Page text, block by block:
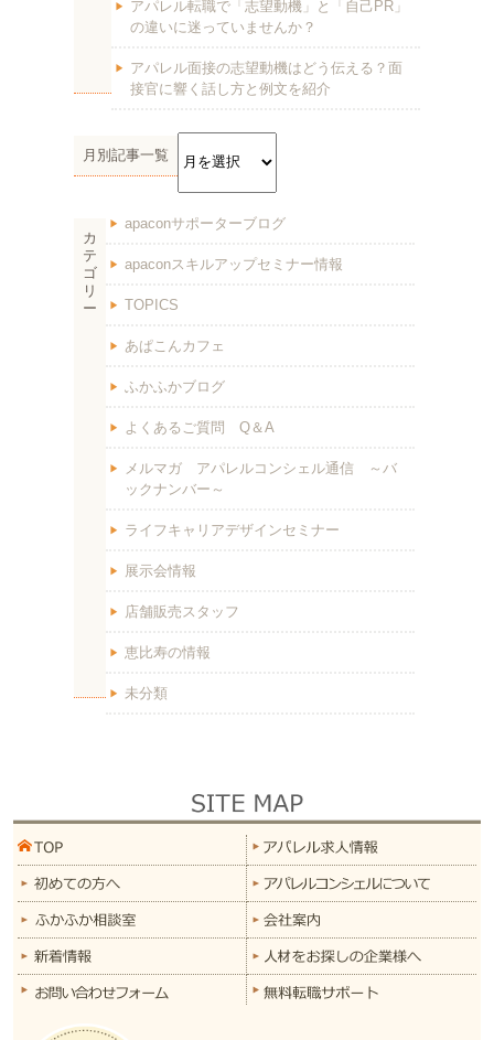
アパレル転職で「志望動機」と「自己PR」
の違いに迷っていませんか？
アパレル面接の志望動機はどう伝える？面
接官に響く話し方と例文を紹介
月別記事一覧
カ
テ
ゴ
リ
ー
apaconサポーターブログ
apaconスキルアップセミナー情報
TOPICS
あぱこんカフェ
ふかふかブログ
よくあるご質問 Q＆A
メルマガ アパレルコンシェル通信 ～バ
ックナンバー～
ライフキャリアデザインセミナー
展示会情報
店舗販売スタッフ
恵比寿の情報
未分類